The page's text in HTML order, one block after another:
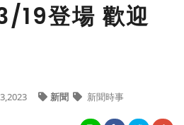
19登場 歡迎
新聞 新聞時事